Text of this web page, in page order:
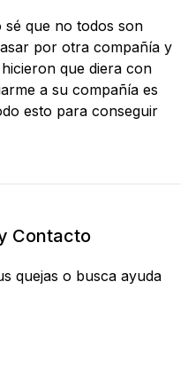
sé que no todos son
por otra compañía y
que diera con
a su compañía es
esto para conseguir
Contacto
quejas o busca ayuda